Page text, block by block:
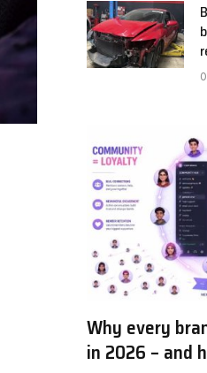
Why every
in 2026 – and